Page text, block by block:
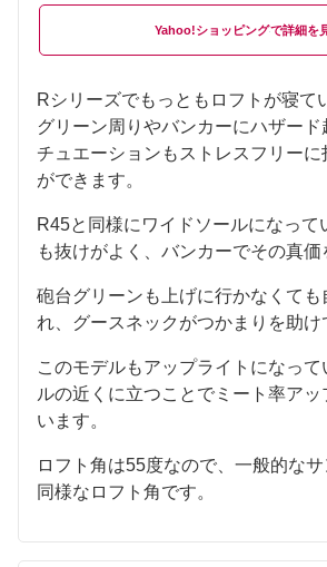
Yahoo!ショッピング
Rシリーズでもっともロフトが寝て
グリーン周りやバンカーにハザード
チュエーションもストレスフリーに
ができます。
R45と同様にワイドソールになって
も抜けがよく、バンカーでその真価
砲台グリーンも上げに行かなくても
れ、グースネックがつかまりを助け
このモデルもアップライトになっ
ルの近くに立つことでミート率アッ
います。
ロフト角は55度なので、一般的な
同様なロフト角です。